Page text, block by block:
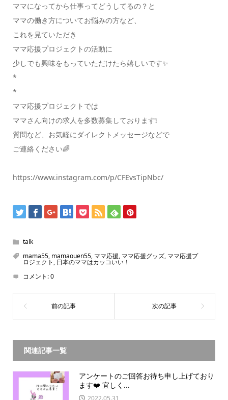
ママになってから仕事ってどうしてるの？と
ママの働き方についてお悩みの方など、
これを見ていただき
ママ応援プロジェクトの活動に
少しでも興味をもっていただけたら嬉しいです✨
*
*
ママ応援プロジェクトでは
ママさん向けの求人を多数募集しております❕
質問など、お気軽にダイレクトメッセージなどで
ご連絡ください🌈
https://www.instagram.com/p/CFEvsTipNbc/
talk
mama55, mamaouen55, ママ応援, ママ応援グッズ, ママ応援プ
ロジェクト , 日本のママはカッコいい！
コメント:0
関連記事一覧
アンケートのご回答お待ち申し上げており
ます❤️ 宜しく...
2022.05.31